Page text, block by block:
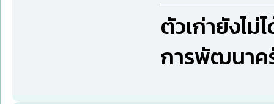
ตัวเก่ายังไ
การพัฒนา